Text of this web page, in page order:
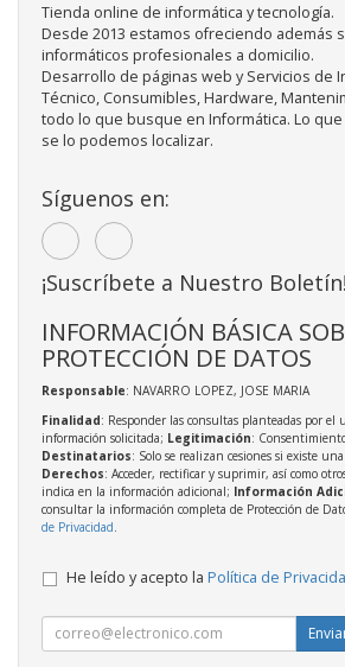
Tienda online de informática y tecnología.
Desde 2013 estamos ofreciendo además
informáticos profesionales a domicilio.
Desarrollo de páginas web y Servicios de
Técnico, Consumibles, Hardware,
todo lo que busque en Informática. Lo
se lo podemos localizar.
Síguenos en:
¡Suscríbete a Nuestro Boletín!
INFORMACIÓN BÁSICA
PROTECCIÓN DE DATOS
Responsable: NAVARRO LOPEZ, JOSE MARIA
Finalidad: Responder las consultas planteadas por el
información solicitada; Legitimación:
Destinatarios: Solo se realizan cesiones si existe
Derechos: Acceder, rectificar y suprimir, así como
indica en la información adicional; Información
consultar la información completa de Protección de
de Privacidad
He leído y acepto la Política de